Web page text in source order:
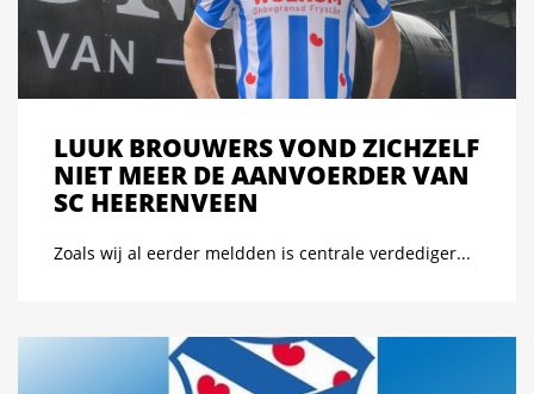
LUUK BROUWERS VOND ZICHZELF
NIET MEER DE AANVOERDER VAN
SC HEERENVEEN
Zoals wij al eerder meldden is centrale verdediger...